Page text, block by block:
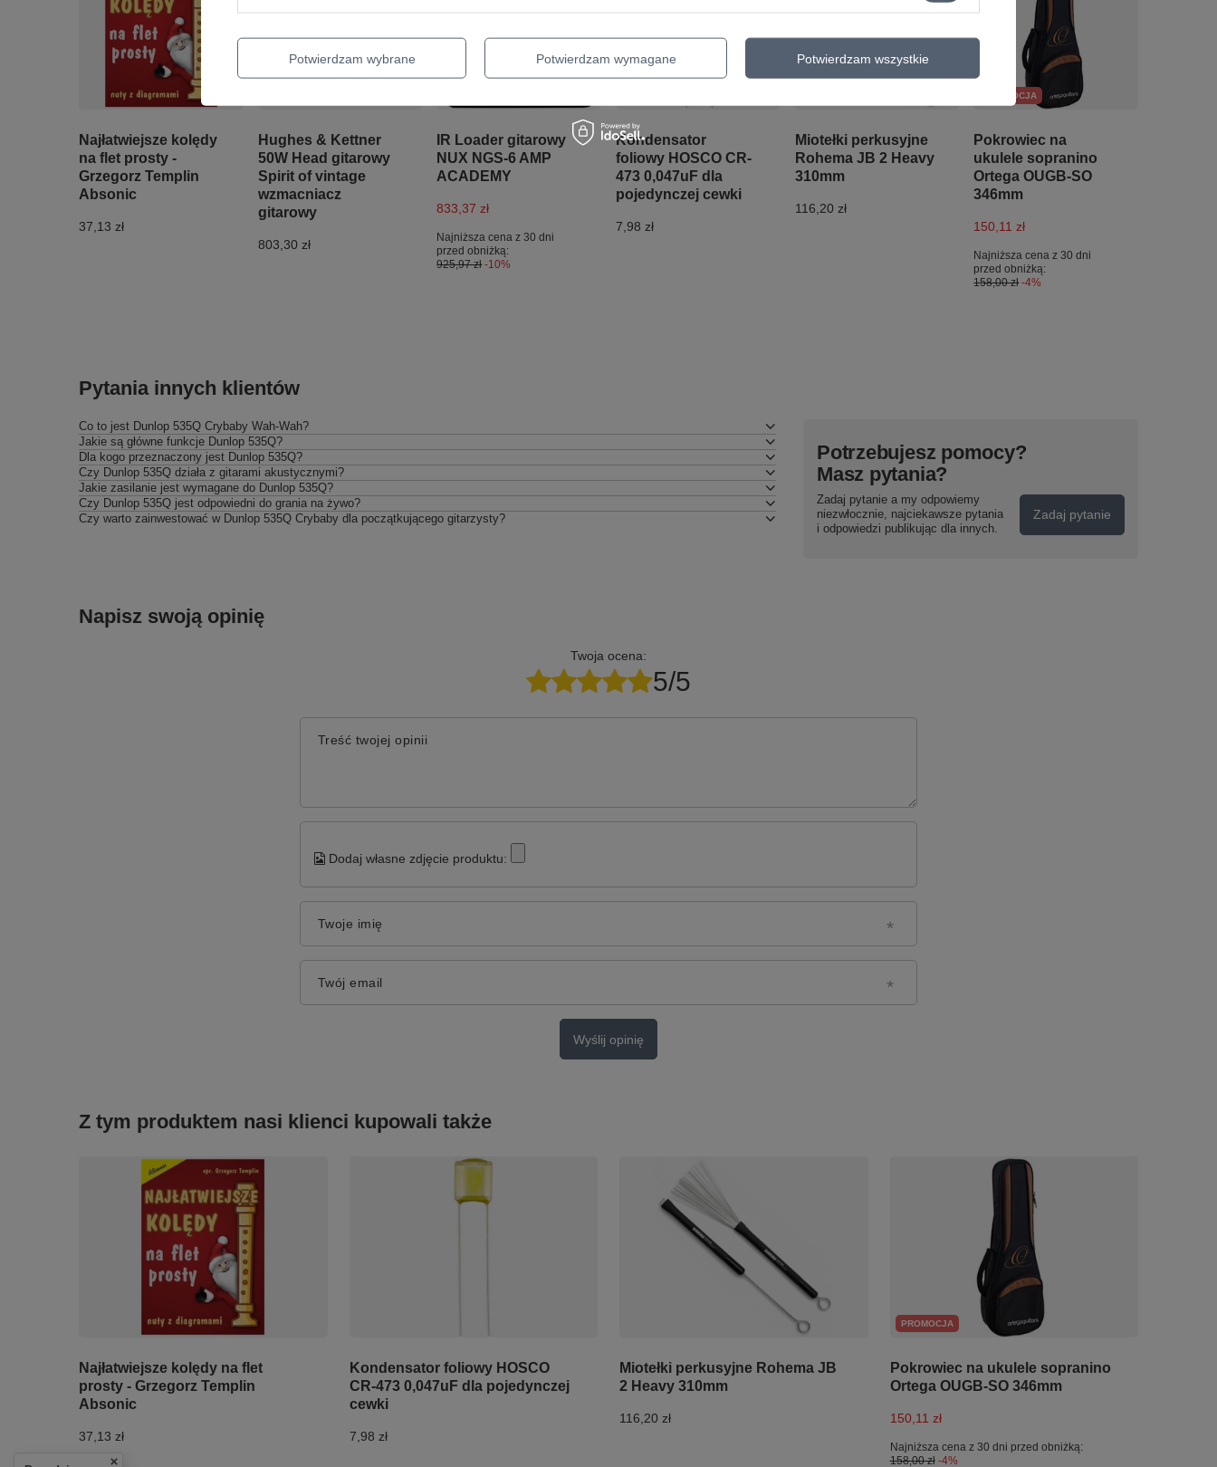
Najłatwiejsze kolędy
na flet prosty -
Grzegorz Templin
Absonic
37,13 zł
Hughes & Kettner
50W Head gitarowy
Spirit of vintage
wzmacniacz
gitarowy
803,30 zł
IR Loader gitarowy
NUX NGS-6 AMP
ACADEMY
833,37 zł
Najniższa cena z 30 dni
przed obniżką:
925,97 zł -10%
Kondensator
foliowy HOSCO CR-
473 0,047uF dla
pojedynczej cewki
7,98 zł
Miotełki perkusyjne
Rohema JB 2 Heavy
310mm
116,20 zł
PROMOCJA
Pokrowiec na
ukulele sopranino
Ortega OUGB-SO
346mm
150,11 zł
Najniższa cena z 30 dni
przed obniżką:
158,00 zł -4%
Pytania innych klientów
Co to jest Dunlop 535Q Crybaby Wah-Wah?
Jakie są główne funkcje Dunlop 535Q?
Dla kogo przeznaczony jest Dunlop 535Q?
Czy Dunlop 535Q działa z gitarami akustycznymi?
Jakie zasilanie jest wymagane do Dunlop 535Q?
Czy Dunlop 535Q jest odpowiedni do grania na żywo?
Czy warto zainwestować w Dunlop 535Q Crybaby dla początkującego gitarzysty?
Potrzebujesz pomocy?
Masz pytania?
Zadaj pytanie a my odpowiemy
niezwłocznie, najciekawsze pytania
i odpowiedzi publikując dla innych.
Zadaj pytanie
Napisz swoją opinię
Twoja ocena:
5/5
Treść twojej opinii
Dodaj własne zdjęcie produktu:
Twoje imię
Twój email
Wyślij opinię
Z tym produktem nasi klienci kupowali także
Najłatwiejsze kolędy na flet
prosty - Grzegorz Templin
Absonic
37,13 zł
Kondensator foliowy HOSCO
CR-473 0,047uF dla pojedynczej
cewki
7,98 zł
Miotełki perkusyjne Rohema JB
2 Heavy 310mm
116,20 zł
PROMOCJA
Pokrowiec na ukulele sopranino
Ortega OUGB-SO 346mm
150,11 zł
Najniższa cena z 30 dni przed obniżką:
158,00 zł -4%
Potwierdzam wybrane Potwierdzam wymagane Potwierdzam wszystkie